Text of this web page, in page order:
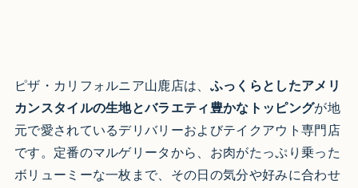
ピザ・カリフォルニア山鹿店は、 ふっくらとしたアメリ
カンスタイルの生地とバラエティ豊かなトッピングが地
元で愛されているデリバリーおよびテイクアウト専門店
です。定番のマルゲリータから、お肉がたっぷり乗った
ボリューミーな一枚まで、その日の気分や好みに合わせ